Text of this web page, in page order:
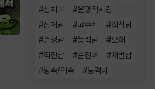
#상처녀 #운명적사랑
#상처남 #고수위 #집착남
#순정남 #능력남 #오해
#직진남 #순진녀 #재벌남
#왕족/귀족 #능력녀